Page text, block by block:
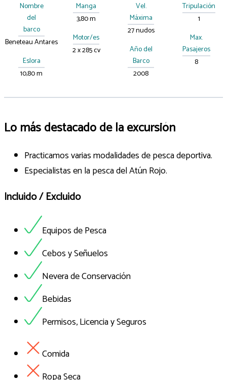
Nombre
del
barco
Beneteau Antares
Eslora
10,80 m
Manga
3,80 m
Motor/es
2 x 285 cv
Vel.
Máxima
27 nudos
Año del
Barco
2008
Tripulación
1
Max.
Pasajeros
8
Lo más destacado de la excursión
Practicamos varias modalidades de pesca deportiva.
Especialistas en la pesca del Atún Rojo.
Incluido / Excluido
Equipos de Pesca
Cebos y Señuelos
Nevera de Conservación
Bebidas
Permisos, Licencia y Seguros
Comida
Ropa Seca